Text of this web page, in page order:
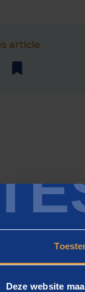
Deze website
article